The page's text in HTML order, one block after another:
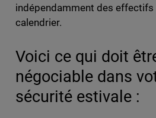
indépendamment des effectifs
calendrier.
Voici ce qui doit
négociable dans
sécurité estivale :